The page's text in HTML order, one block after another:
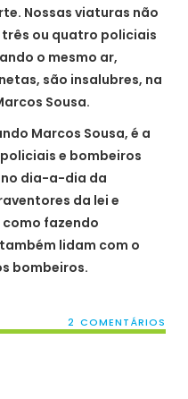
Nossas viaturas não
ou quatro policiais
o mesmo ar,
são insalubres, na
Sousa.
Marcos Sousa, é a
e bombeiros
no dia-a-dia da
da lei e
fazendo
lidam com o
bombeiros.
2 COMENTÁRIOS